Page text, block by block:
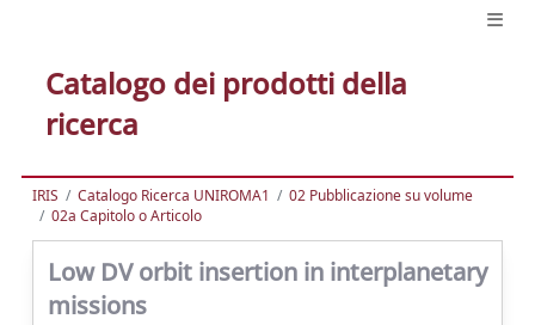
Catalogo dei prodotti della
ricerca
IRIS Catalogo Ricerca UNIROMA1
02 Pubblicazione su volume
02a Capitolo o Articolo
Low DV orbit insertion in interplanetary
missions